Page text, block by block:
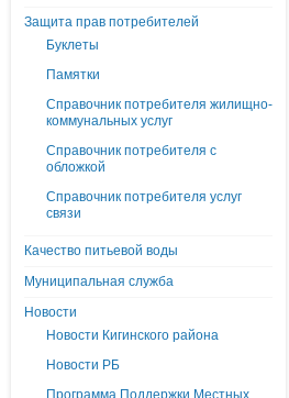
Защита прав потребителей
Буклеты
Памятки
Справочник потребителя жилищно-
коммунальных услуг
Справочник потребителя с
обложкой
Справочник потребителя услуг
связи
Качество питьевой воды
Муниципальная служба
Новости
Новости Кигинского района
Новости РБ
Программа Поддержки Местных